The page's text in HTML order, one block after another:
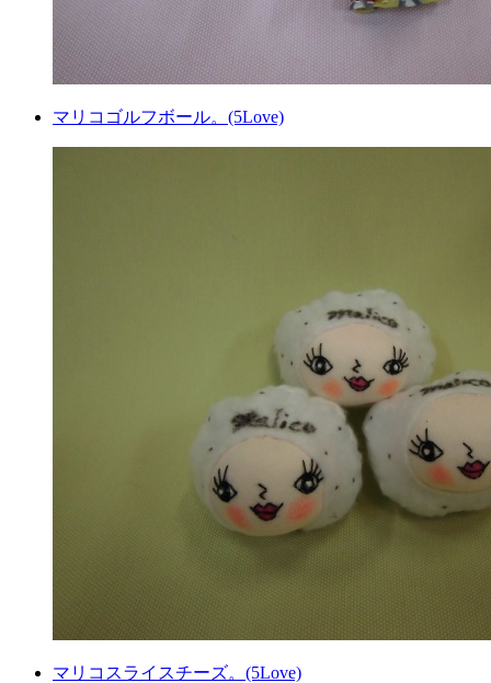
マリコゴルフボール。(5Love)
マリコスライスチーズ。(5Love)